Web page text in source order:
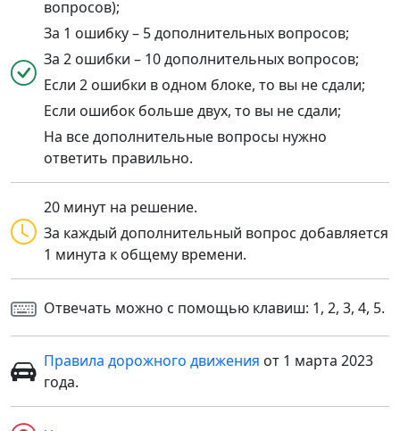
вопросов);
За 1 ошибку – 5 дополнительных вопросов;
За 2 ошибки – 10 дополнительных вопросов;
Если 2 ошибки в одном блоке, то вы не сдали;
Если ошибок больше двух, то вы не сдали;
На все дополнительные вопросы нужно
ответить правильно.
20 минут на решение.
За каждый дополнительный вопрос добавляется
1 минута к общему времени.
Отвечать можно с помощью клавиш: 1, 2, 3, 4, 5.
Правила дорожного движения от 1 марта 2023
года.